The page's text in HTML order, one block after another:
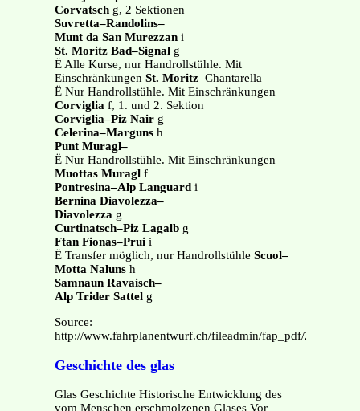
Corvatsch g, 2 Sektionen
Suvretta–Randolins–
Munt da San Murezzan i
St. Moritz Bad–Signal g
Ë Alle Kurse, nur Handrollstühle. Mit
Einschränkungen St. Moritz–Chantarella–
Ë Nur Handrollstühle. Mit Einschränkungen
Corviglia f, 1. und 2. Sektion
Corviglia–Piz Nair g
Celerina–Margunsh
Punt Muragl–
Ë Nur Handrollstühle. Mit Einschränkungen
Muottas Muragl f
Pontresina–Alp Languard i
Bernina Diavolezza–
Diavolezza g
Curtinatsch–Piz Lagalb g
Ftan Fionas–Prui i
Ë Transfer möglich, nur Handrollstühle Scuol–
Motta Nalunsh
Samnaun Ravaisch–
Alp Trider Sattel g
Source:
http://www.fahrplanentwurf.ch/fileadmin/fap_pdf/2014/
Geschichte des glas
Glas Geschichte Historische Entwicklung des
vom Menschen erschmolzenen Glases Vor